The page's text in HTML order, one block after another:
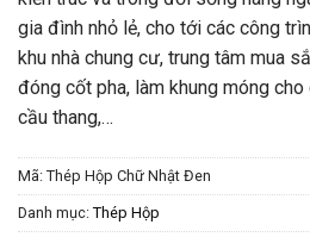
gia đình nhỏ lẻ, cho tới các công
khu nhà chung cư, trung tâm mua
đóng cốt pha, làm khung móng cho
cầu thang,…
Mã: Thép Hộp Chữ Nhật Đen
Danh mục: Thép Hộp